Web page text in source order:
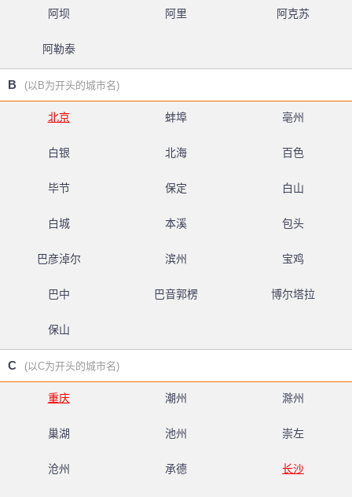
阿坝 阿里 阿克苏
阿勒泰
B (以B为开头的城市名)
北京 蚌埠 亳州
白银 北海 百色
毕节 保定 白山
白城 本溪 包头
巴彦淖尔 滨州 宝鸡
巴中 巴音郭楞 博尔塔拉
保山
C (以C为开头的城市名)
重庆 潮州 滁州
巢湖 池州 崇左
沧州 承德 长沙